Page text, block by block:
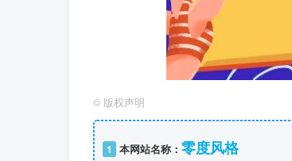
© 版权声明
1 本网站名称： 零度风格